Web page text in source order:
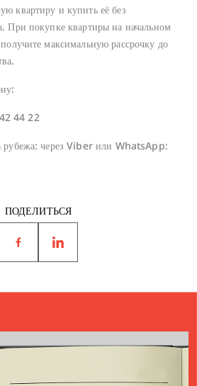
квартиру и купить её без
При покупке квартиры на начальном
максимальную рассрочку до
44 22
рубежа: через Viber или WhatsApp:
ПОДЕЛИТЬСЯ